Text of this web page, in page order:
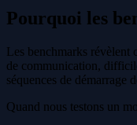
Pourquoi les
Les benchmarks révèlent
de communication,
séquences de démarrage
Quand nous testons un